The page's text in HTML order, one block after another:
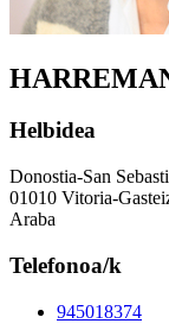
Helbidea
Donostia-San
01010 Vitoria-
Araba
Telefonoa/k
945018374